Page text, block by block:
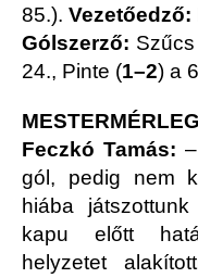
85.). Vezetőedző:
Gólszerző:
24., Pinte (1–2) a
MESTERMÉRLEG
Feczkó Tamás:
gól, pedig nem
hiába
kapu előtt
helyzetet